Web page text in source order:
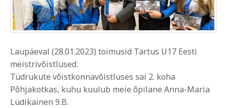
Laupäeval (28.01.2023) toimusid Tartus U17 Eesti
meistrivõistlused.
Tüdrukute võistkonnavõistluses sai 2. koha
Põhjakotkas, kuhu kuulub meie õpilane Anna-Maria
Lüdikainen 9.B.